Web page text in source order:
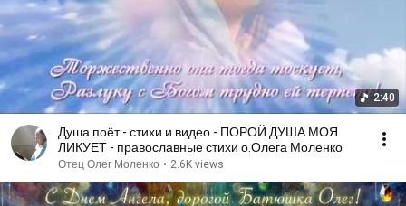
2:40
Душа поёт - стихи и видео - ПОРОЙ ДУША МОЯ
ЛИКУЕТ - православные стихи о.Олега Моленко
Отец Олег Моленко • 2.6K views